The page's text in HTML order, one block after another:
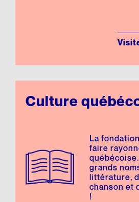
Culture
La
faire
grands
littérature,
chanson et
!